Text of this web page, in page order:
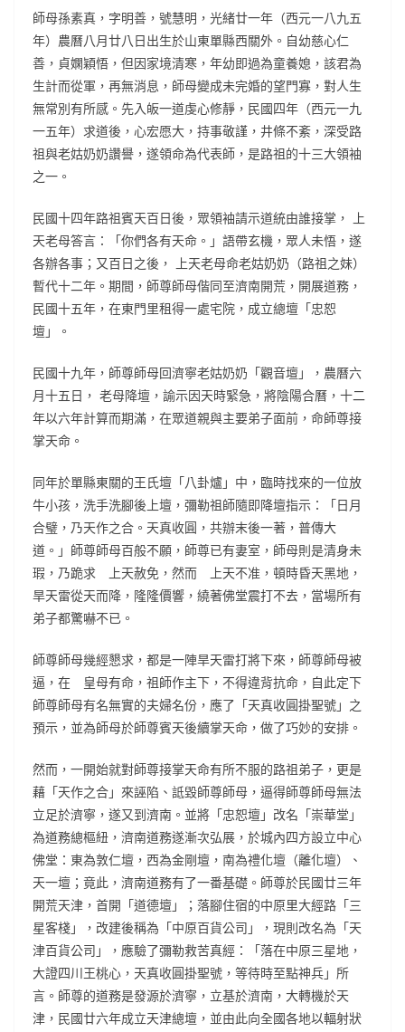
師母孫素真，字明善，號慧明，光緒廿一年（西元一八九五
年）農曆八月廿八日出生於山東單縣西關外。自幼慈心仁
善，貞嫻穎悟，但因家境清寒，年幼即過為童養媳，該君為
生計而從軍，再無消息，師母變成未完婚的望門寡，對人生
無常別有所感。先入皈一道虔心修靜，民國四年（西元一九
一五年）求道後，心宏愿大，持事敬謹，井條不紊，深受路
祖與老姑奶奶讚譽，遂領命為代表師，是路祖的十三大領袖
之一。
民國十四年路祖賓天百日後，眾領袖請示道統由誰接掌， 上
天老母答言：「你們各有天命。」語帶玄機，眾人未悟，遂
各辦各事；又百日之後， 上天老母命老姑奶奶（路祖之妹）
暫代十二年。期間，師尊師母偕同至濟南開荒，開展道務，
民國十五年，在東門里租得一處宅院，成立總壇「忠恕
壇」。
民國十九年，師尊師母回濟寧老姑奶奶「觀音壇」，農曆六
月十五日， 老母降壇，諭示因天時緊急，將陰陽合曆，十二
年以六年計算而期滿，在眾道親與主要弟子面前，命師尊接
掌天命。
同年於單縣東關的王氏壇「八卦爐」中，臨時找來的一位放
牛小孩，洗手洗腳後上壇，彌勒祖師隨即降壇指示：「日月
合璧，乃天作之合。天真收圓，共辦末後一著，普傳大
道。」師尊師母百般不願，師尊已有妻室，師母則是清身未
瑕，乃跪求 上天赦免，然而 上天不准，頓時昏天黑地，
旱天雷從天而降，隆隆價響，繞著佛堂震打不去，當場所有
弟子都驚嚇不已。
師尊師母幾經懇求，都是一陣旱天雷打將下來，師尊師母被
逼，在 皇母有命，祖師作主下，不得違背抗命，自此定下
師尊師母有名無實的夫婦名份，應了「天真收圓掛聖號」之
預示，並為師母於師尊賓天後續掌天命，做了巧妙的安排。
然而，一開始就對師尊接掌天命有所不服的路祖弟子，更是
藉「天作之合」來誣陷、詆毀師尊師母，逼得師尊師母無法
立足於濟寧，遂又到濟南。並將「忠恕壇」改名「崇華堂」
為道務總樞紐，濟南道務遂漸次弘展，於城內四方設立中心
佛堂：東為敦仁壇，西為金剛壇，南為禮化壇（離化壇）、
天一壇；竟此，濟南道務有了一番基礎。師尊於民國廿三年
開荒天津，首開「道德壇」；落腳住宿的中原里大經路「三
星客棧」，改建後稱為「中原百貨公司」，現則改名為「天
津百貨公司」，應驗了彌勒救苦真經：「落在中原三星地，
大證四川王桃心，天真收圓掛聖號，等待時至點神兵」所
言。師尊的道務是發源於濟寧，立基於濟南，大轉機於天
津，民國廿六年成立天津總壇，並由此向全國各地以輻射狀